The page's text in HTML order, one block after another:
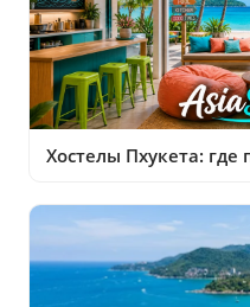
Хостелы Пхукета: где